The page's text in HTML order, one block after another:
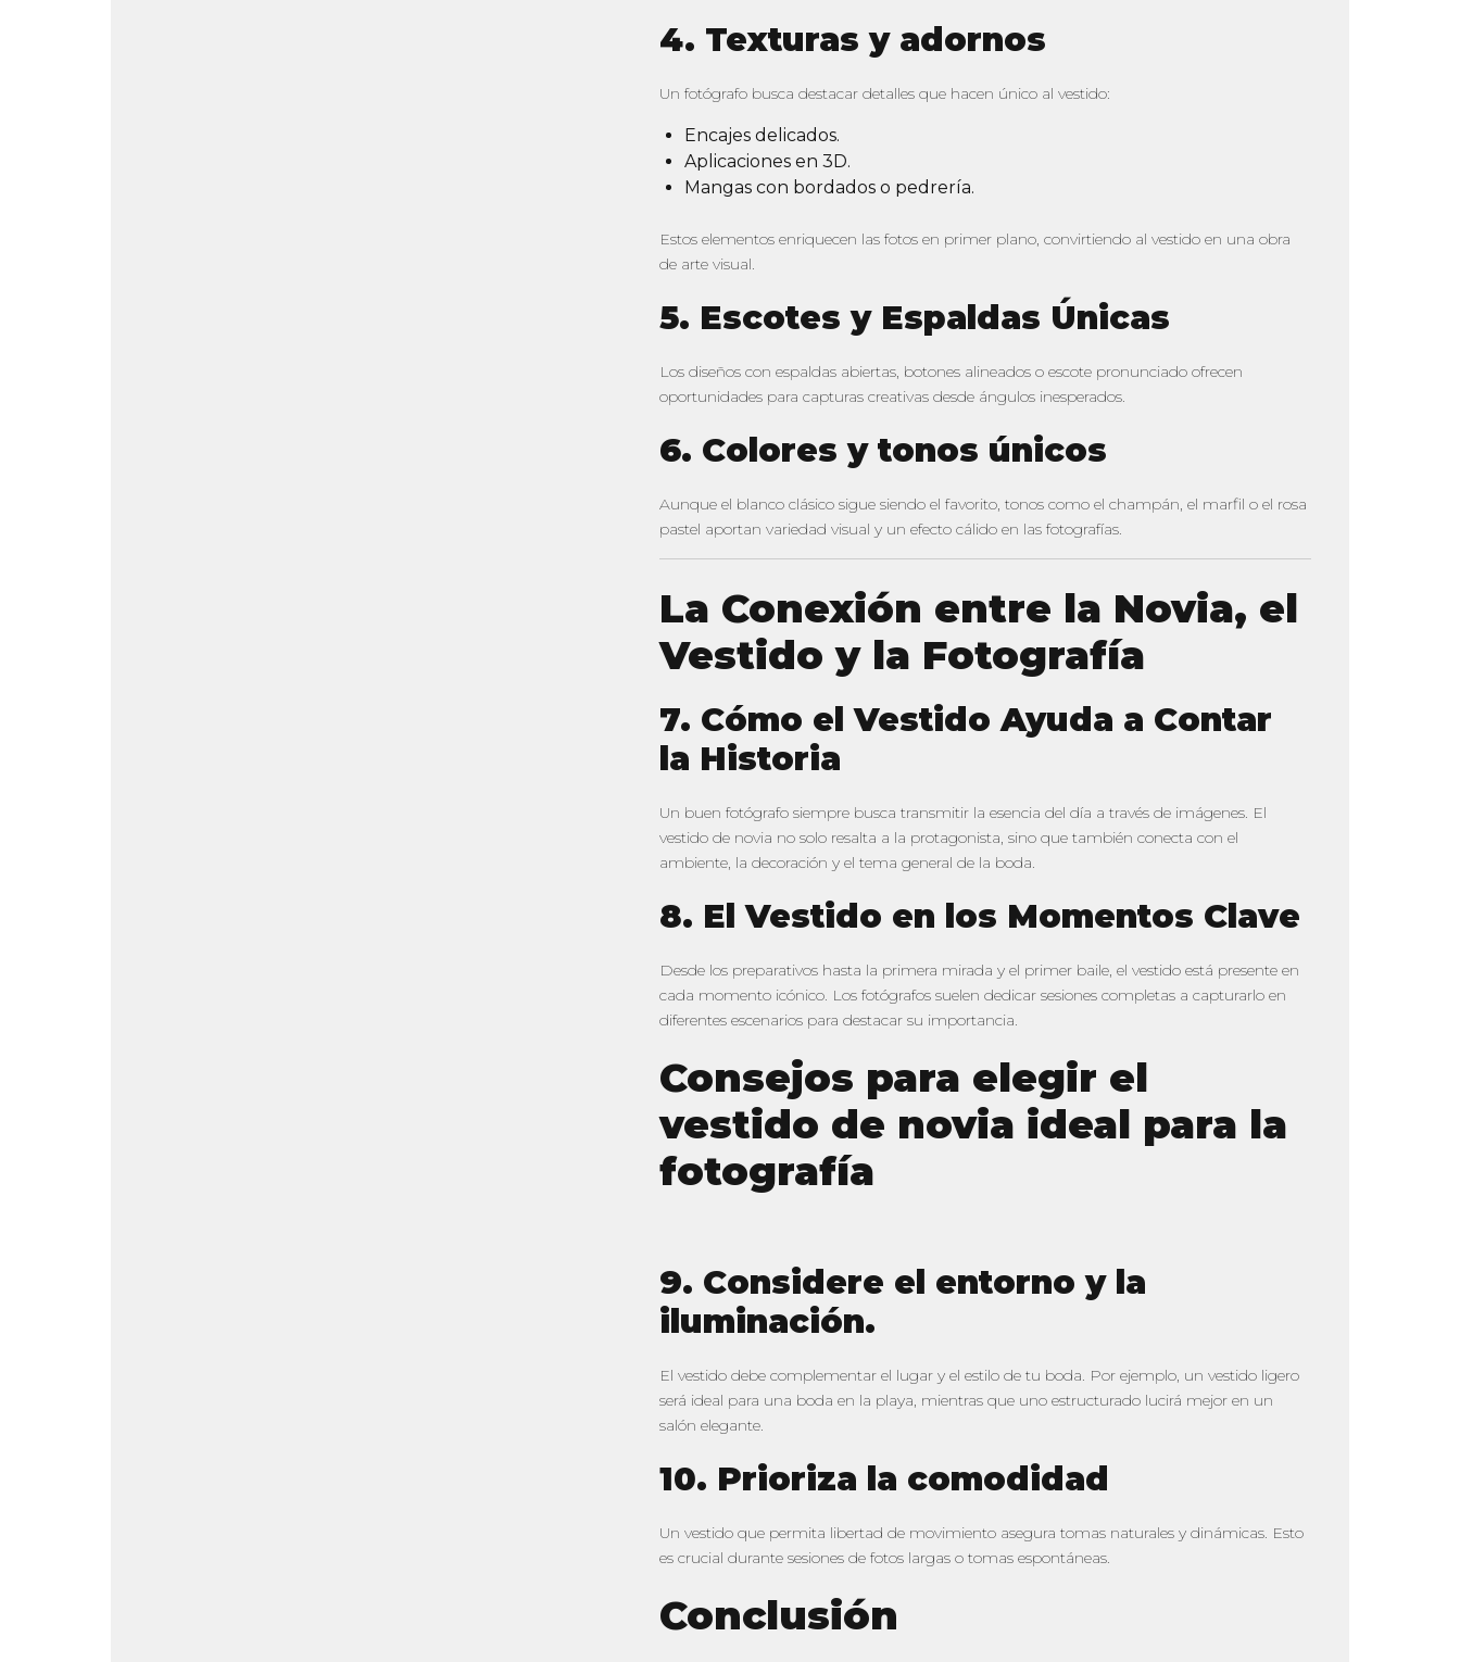
4. Texturas y adornos
Un fotógrafo busca destacar detalles que hacen único al vestido:
Encajes delicados.
Aplicaciones en 3D.
Mangas con bordados o pedrería.
Estos elementos enriquecen las fotos en primer plano, convirtiendo al vestido en una obra
de arte visual.
5. Escotes y Espaldas Únicas
Los diseños con espaldas abiertas, botones alineados o escote pronunciado ofrecen
oportunidades para capturas creativas desde ángulos inesperados.
6. Colores y tonos únicos
Aunque el blanco clásico sigue siendo el favorito, tonos como el champán, el marfil o el rosa
pastel aportan variedad visual y un efecto cálido en las fotografías.
La Conexión entre la Novia, el
Vestido y la Fotografía
7. Cómo el Vestido Ayuda a Contar
la Historia
Un buen fotógrafo siempre busca transmitir la esencia del día a través de imágenes. El
vestido de novia no solo resalta a la protagonista, sino que también conecta con el
ambiente, la decoración y el tema general de la boda.
8. El Vestido en los Momentos Clave
Desde los preparativos hasta la primera mirada y el primer baile, el vestido está presente en
cada momento icónico. Los fotógrafos suelen dedicar sesiones completas a capturarlo en
diferentes escenarios para destacar su importancia.
Consejos para elegir el
vestido de novia ideal para la
fotografía
9. Considere el entorno y la
iluminación.
El vestido debe complementar el lugar y el estilo de tu boda. Por ejemplo, un vestido ligero
será ideal para una boda en la playa, mientras que uno estructurado lucirá mejor en un
salón elegante.
10. Prioriza la comodidad
Un vestido que permita libertad de movimiento asegura tomas naturales y dinámicas. Esto
es crucial durante sesiones de fotos largas o tomas espontáneas.
Conclusión